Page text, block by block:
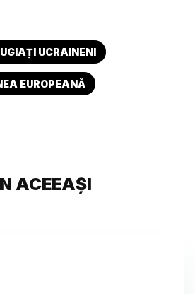
UCRAINENI
EUROPEANĂ
ACEEAȘI